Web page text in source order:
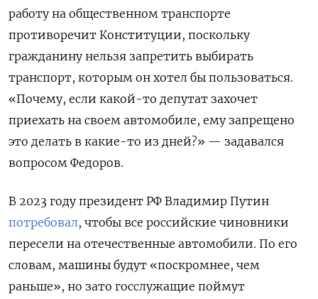
работу на общественном транспорте
противоречит Конституции, поскольку
гражданину нельзя запретить выбирать
транспорт, которым он хотел бы пользоваться.
«Почему, если какой-то депутат захочет
приехать на своем автомобиле, ему запрещено
это делать в какие-то из дней?» — задавался
вопросом Федоров.
В 2023 году президент РФ Владимир Путин
потребовал, чтобы все российские чиновники
пересели на отечественные автомобили. По его
словам, машины будут «поскромнее, чем
раньше», но зато госслужащие поймут